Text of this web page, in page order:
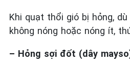
Khi quạt thổi gió bị hỏng,
không nóng hoặc nóng ít,
– Hỏng sợi đốt (dây